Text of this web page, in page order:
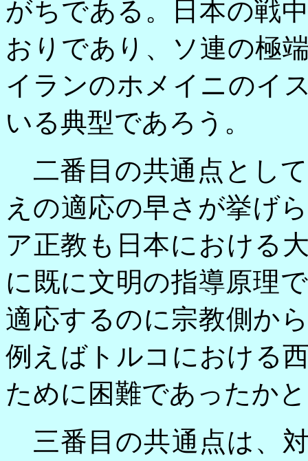
がちである。日本の戦
おりであり、ソ連の極
イランのホメイニのイ
いる典型であろう。
二番目の共通点とし
えの適応の早さが挙げ
ア正教も日本における
に既に文明の指導原理
適応するのに宗教側か
例えばトルコにおける
ために困難であったか
三番目の共通点は、